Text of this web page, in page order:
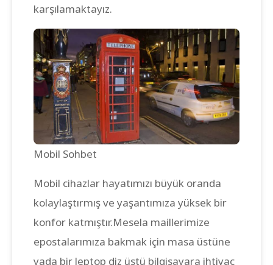
karşılamaktayız.
Mobil Sohbet
Mobil cihazlar hayatımızı büyük oranda
kolaylaştırmış ve yaşantımıza yüksek bir
konfor katmıştır.Mesela maillerimize
epostalarımıza bakmak için masa üstüne
yada bir leptop diz üstü bilgisayara ihtiyaç